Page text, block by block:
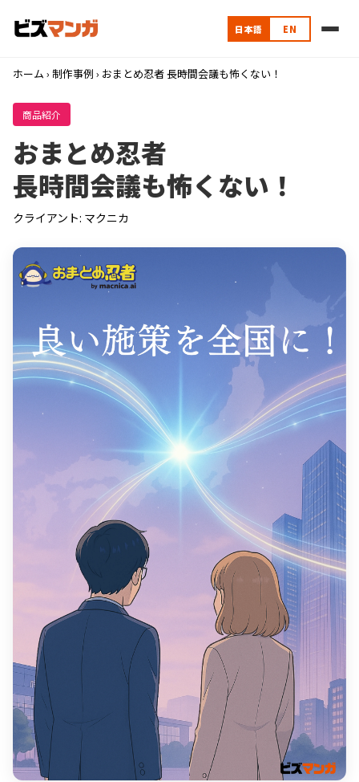
日本語 EN
ホーム › 制作事例 › おまとめ忍者 長時間会議も怖くない！
商品紹介
おまとめ忍者
長時間会議も怖くない！
クライアント: マクニカ